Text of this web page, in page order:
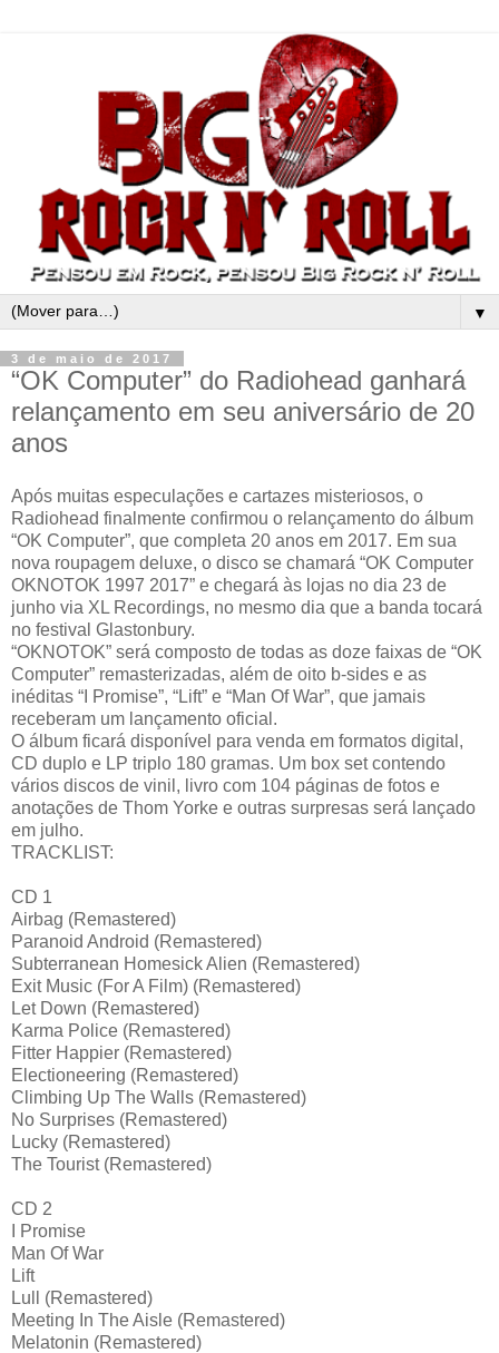
▼
3 de maio de 2017
“OK Computer” do Radiohead ganhará
relançamento em seu aniversário de 20
anos
Após muitas especulações e cartazes misteriosos, o
Radiohead finalmente confirmou o relançamento do álbum
“OK Computer”, que completa 20 anos em 2017. Em sua
nova roupagem deluxe, o disco se chamará “OK Computer
OKNOTOK 1997 2017” e chegará às lojas no dia 23 de
junho via XL Recordings, no mesmo dia que a banda tocará
no festival Glastonbury.
“OKNOTOK” será composto de todas as doze faixas de “OK
Computer” remasterizadas, além de oito b-sides e as
inéditas “I Promise”, “Lift” e “Man Of War”, que jamais
receberam um lançamento oficial.
O álbum ficará disponível para venda em formatos digital,
CD duplo e LP triplo 180 gramas. Um box set contendo
vários discos de vinil, livro com 104 páginas de fotos e
anotações de Thom Yorke e outras surpresas será lançado
em julho.
TRACKLIST:
CD 1
Airbag (Remastered)
Paranoid Android (Remastered)
Subterranean Homesick Alien (Remastered)
Exit Music (For A Film) (Remastered)
Let Down (Remastered)
Karma Police (Remastered)
Fitter Happier (Remastered)
Electioneering (Remastered)
Climbing Up The Walls (Remastered)
No Surprises (Remastered)
Lucky (Remastered)
The Tourist (Remastered)
CD 2
I Promise
Man Of War
Lift
Lull (Remastered)
Meeting In The Aisle (Remastered)
Melatonin (Remastered)